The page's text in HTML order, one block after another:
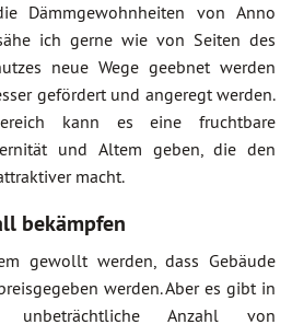
Dämmgewohnheiten von Anno
ich gerne wie von Seiten des
neue Wege geebnet werden
gefördert und angeregt werden.
kann es eine fruchtbare
und Altem geben, die den
macht.
bekämpfen
gewollt werden, dass Gebäude
werden. Aber es gibt in
Anzahl von